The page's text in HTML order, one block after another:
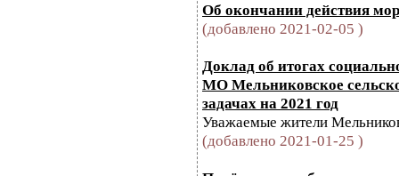
Об окончании действия
(добавлено 2021-02-05 )
Доклад об итогах
МО Мельниковское
задачах на 2021 год
Уважаемые жители
(добавлено 2021-01-25 )